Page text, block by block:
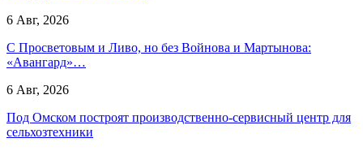
6 Авг, 2026
С Просветовым и Ливо, но без Войнова и Мартынова:
«Авангард»…
6 Авг, 2026
Под Омском построят производственно-сервисный центр для
сельхозтехники